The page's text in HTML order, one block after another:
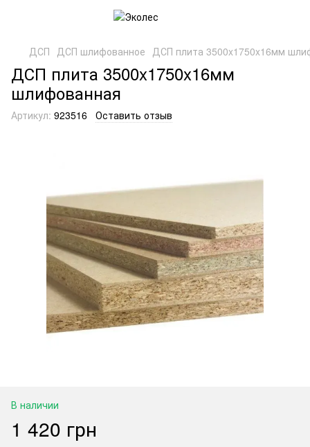
ДСП ДСП шлифованное ДСП плита 3500x1750x16мм
ДСП плита 3500x1750x16мм
шлифованная
Артикул: 923516 Оставить отзыв
В наличии
1 420 грн